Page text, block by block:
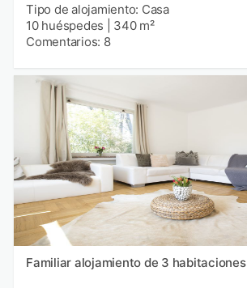
Tipo de alojamiento: Casa
10 huéspedes
340 m²
Comentarios: 8
Familiar alojamiento de 3 habitaciones